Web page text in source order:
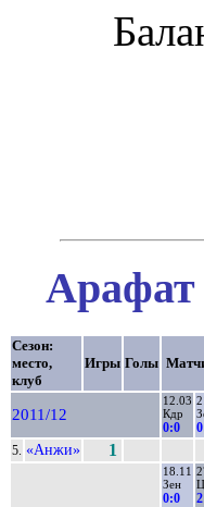
Арафат
Сезон:
место,
клуб
Игры Голы
2011/12
12.03
Кдр
0:0
5. «Анжи» 1
18.11
Зен
0:0